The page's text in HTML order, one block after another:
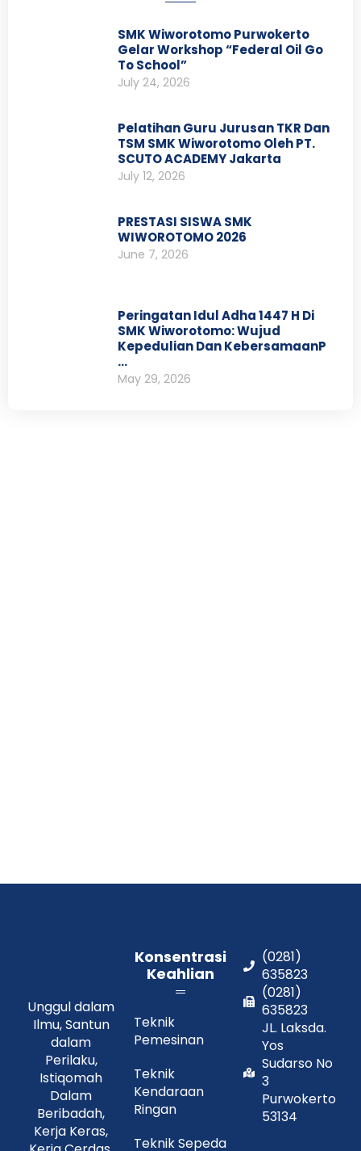
SMK Wiworotomo Purwokerto
Gelar Workshop “Federal Oil Go
To School”
July 24, 2026
Pelatihan Guru Jurusan TKR Dan
TSM SMK Wiworotomo Oleh PT.
SCUTO ACADEMY Jakarta
July 12, 2026
PRESTASI SISWA SMK
WIWOROTOMO 2026
June 7, 2026
Peringatan Idul Adha 1447 H Di
SMK Wiworotomo: Wujud
Kepedulian Dan KebersamaanP
…
May 29, 2026
Unggul dalam
Ilmu, Santun
dalam
Perilaku,
Istiqomah
Dalam
Beribadah,
Kerja Keras,
Konsentrasi
Keahlian
Teknik
Pemesinan
Teknik
Kendaraan
Ringan
Teknik Sepeda
(0281)
635823
(0281)
635823
JL. Laksda.
Yos
Sudarso No
3
Purwokerto
53134